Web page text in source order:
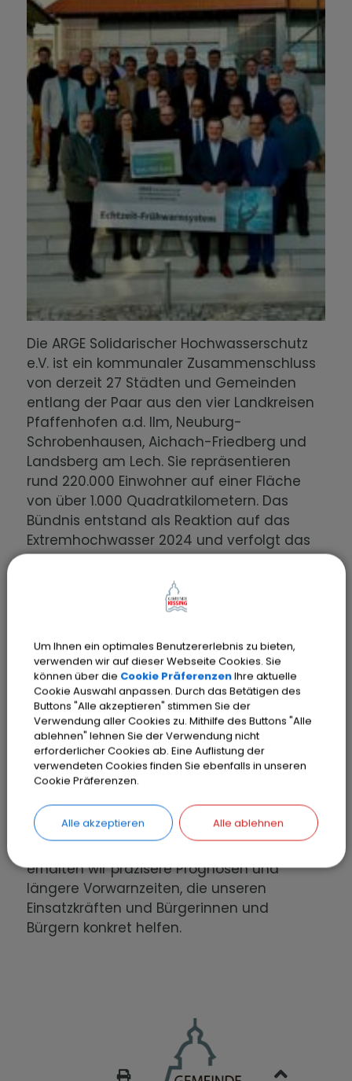
Die ARGE Solidarischer Hochwasserschutz
e.V. ist ein kommunaler Zusammenschluss
von derzeit 27 Städten und Gemeinden
entlang der Paar aus den vier Landkreisen
Pfaffenhofen a.d. Ilm, Neuburg-
Schrobenhausen, Aichach-Friedberg und
Landsberg am Lech. Sie repräsentieren
rund 220.000 Einwohner auf einer Fläche
von über 1.000 Quadratkilometern. Das
Bündnis entstand als Reaktion auf das
Extremhochwasser 2024 und verfolgt das
Ziel, Hochwasser-, Starkregen- und
Trockenheitsrisiken durch solidarische
Zusammenarbeit nachhaltig zu reduzieren.
Ein zentraler Baustein der Gesamtstrategie
ist der Aufbau des nun geförderten
Echtzeit-Frühwarnsystems. Durch digitale
Datenintegration, KI-basierte Analyse, die
Einbindung der Rettungskräfte und eine
partizipative Bürgerkommunikation sollen
präzise Warnungen ermöglicht werden, die
Schäden minimieren und die Klimaresilienz
der Region langfristig stärken.
erhalten wir präzisere Prognosen und
längere Vorwarnzeiten, die unseren
Einsatzkräften und Bürgerinnen und
Bürgern konkret helfen.
Um Ihnen ein optimales Benutzererlebnis zu bieten,
verwenden wir auf dieser Webseite Cookies. Sie
können über die Cookie PräferenzenIhre aktuelle
Cookie Auswahl anpassen. Durch das Betätigen des
Buttons "Alle akzeptieren" stimmen Sie der
Verwendung aller Cookies zu. Mithilfe des Buttons "Alle
ablehnen" lehnen Sie der Verwendung nicht
erforderlicher Cookies ab. Eine Auflistung der
verwendeten Cookies finden Sie ebenfalls in unseren
Cookie Präferenzen.
Alle akzeptieren Alle ablehnen